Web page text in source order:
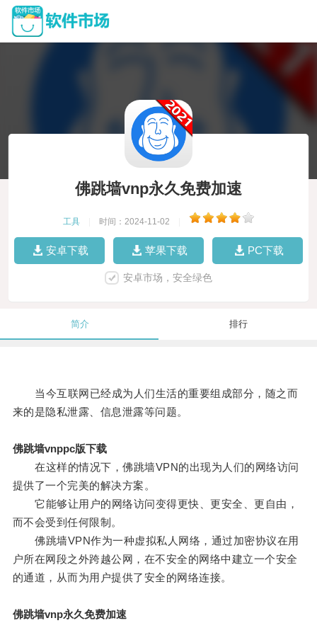
佛跳墙vnp永久免费加速
工具 时间：2024-11-02
安卓下载 苹果下载 PC下载
安卓市场，安全绿色
简介 排行
当今互联网已经成为人们生活的重要组成部分，随之而
来的是隐私泄露、信息泄露等问题。
佛跳墙vnppc版下载
在这样的情况下，佛跳墙VPN的出现为人们的网络访问
提供了一个完美的解决方案。
它能够让用户的网络访问变得更快、更安全、更自由，
而不会受到任何限制。
佛跳墙VPN作为一种虚拟私人网络，通过加密协议在用
户所在网段之外跨越公网，在不安全的网络中建立一个安全
的通道，从而为用户提供了安全的网络连接。
佛跳墙vnp永久免费加速